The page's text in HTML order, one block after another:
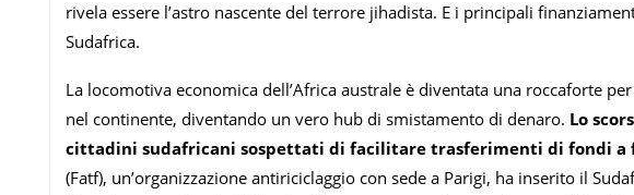
rivela essere l’astro nascente del terrore jihadista. E i principali
Sudafrica.
La locomotiva economica dell’Africa australe è diventata una roccaforte
nel continente, diventando un vero hub di smistamento di denaro. Lo
cittadini sudafricani sospettati di facilitare trasferimenti di fondi a
(Fatf), un’organizzazione antiriciclaggio con sede a Parigi, ha inserito il